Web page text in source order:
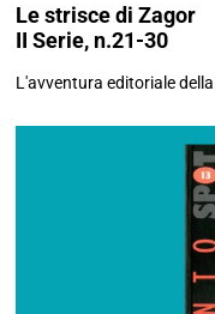
Le strisce di Zagor
II Serie, n.21-30
L'avventura editoriale